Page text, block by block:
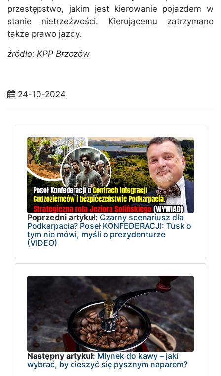
przestępstwo, jakim jest kierowanie pojazdem w
stanie nietrzeźwości. Kierującemu zatrzymano
także prawo jazdy.
źródło: KPP Brzozów
24-10-2024
Poprzedni artykuł: Czarny scenariusz dla
Podkarpacia? Poseł KONFEDERACJI: Tusk o
tym nie mówi, myśli o prezydenturze
(VIDEO)
Następny artykuł: Młynek do kawy – jaki
wybrać, by cieszyć się pysznym naparem?